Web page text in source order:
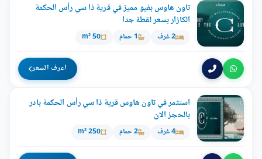
تاون هاوس بفيو مميز في قرية ذا سي رأس الحكمة
الكازار بسعر لقطة جدا
2 غرف 1 حمام 50 m²
اعرف السعر
استثمر في تاون هاوس قرية ذا سي رأس الحكمة بادر
بالحجز الان
4 غرف 2 حمام 250 m²